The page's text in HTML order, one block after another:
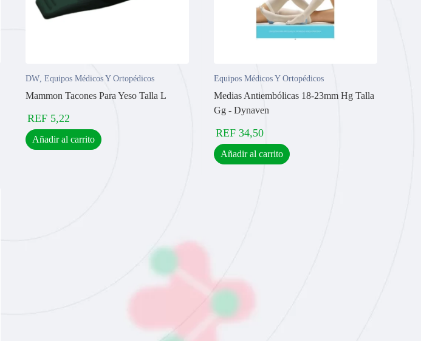
DW, Equipos Médicos Y Ortopédicos
Mammon Tacones Para Yeso Talla L
REF 5,22
Añadir al carrito
Equipos Médicos Y Ortopédicos
Medias Antiembólicas 18-23mm Hg Talla
Gg - Dynaven
REF 34,50
Añadir al carrito